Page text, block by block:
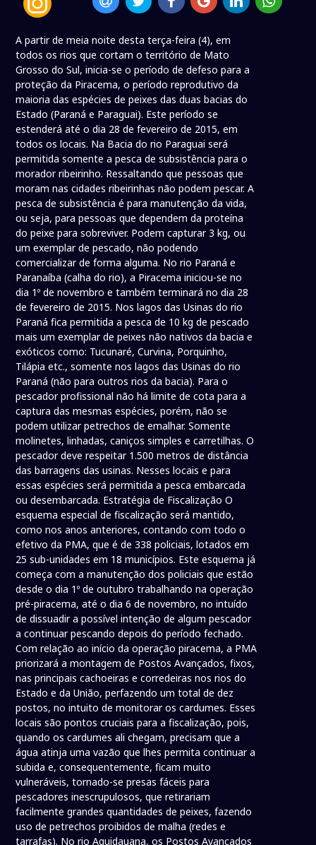
A partir de meia noite desta terça-feira (4), em
todos os rios que cortam o território de Mato
Grosso do Sul, inicia-se o período de defeso para a
proteção da Piracema, o período reprodutivo da
maioria das espécies de peixes das duas bacias do
Estado (Paraná e Paraguai). Este período se
estenderá até o dia 28 de fevereiro de 2015, em
todos os locais. Na Bacia do rio Paraguai será
permitida somente a pesca de subsistência para o
morador ribeirinho. Ressaltando que pessoas que
moram nas cidades ribeirinhas não podem pescar. A
pesca de subsistência é para manutenção da vida,
ou seja, para pessoas que dependem da proteína
do peixe para sobreviver. Podem capturar 3 kg, ou
um exemplar de pescado, não podendo
comercializar de forma alguma. No rio Paraná e
Paranaíba (calha do rio), a Piracema iniciou-se no
dia 1º de novembro e também terminará no dia 28
de fevereiro de 2015. Nos lagos das Usinas do rio
Paraná fica permitida a pesca de 10 kg de pescado
mais um exemplar de peixes não nativos da bacia e
exóticos como: Tucunaré, Curvina, Porquinho,
Tilápia etc., somente nos lagos das Usinas do rio
Paraná (não para outros rios da bacia). Para o
pescador profissional não há limite de cota para a
captura das mesmas espécies, porém, não se
podem utilizar petrechos de emalhar. Somente
molinetes, linhadas, caniços simples e carretilhas. O
pescador deve respeitar 1.500 metros de distância
das barragens das usinas. Nesses locais e para
essas espécies será permitida a pesca embarcada
ou desembarcada. Estratégia de Fiscalização O
esquema especial de fiscalização será mantido,
como nos anos anteriores, contando com todo o
efetivo da PMA, que é de 338 policiais, lotados em
25 sub-unidades em 18 municípios. Este esquema já
começa com a manutenção dos policiais que estão
desde o dia 1º de outubro trabalhando na operação
pré-piracema, até o dia 6 de novembro, no intuído
de dissuadir a possível intenção de algum pescador
a continuar pescando depois do período fechado.
Com relação ao início da operação piracema, a PMA
priorizará a montagem de Postos Avançados, fixos,
nas principais cachoeiras e corredeiras nos rios do
Estado e da União, perfazendo um total de dez
postos, no intuito de monitorar os cardumes. Esses
locais são pontos cruciais para a fiscalização, pois,
quando os cardumes ali chegam, precisam que a
água atinja uma vazão que lhes permita continuar a
subida e, consequentemente, ficam muito
vulneráveis, tornado-se presas fáceis para
pescadores inescrupulosos, que retirariam
facilmente grandes quantidades de peixes, fazendo
uso de petrechos proibidos de malha (redes e
tarrafas). No rio Aquidauana, os Postos Avançados